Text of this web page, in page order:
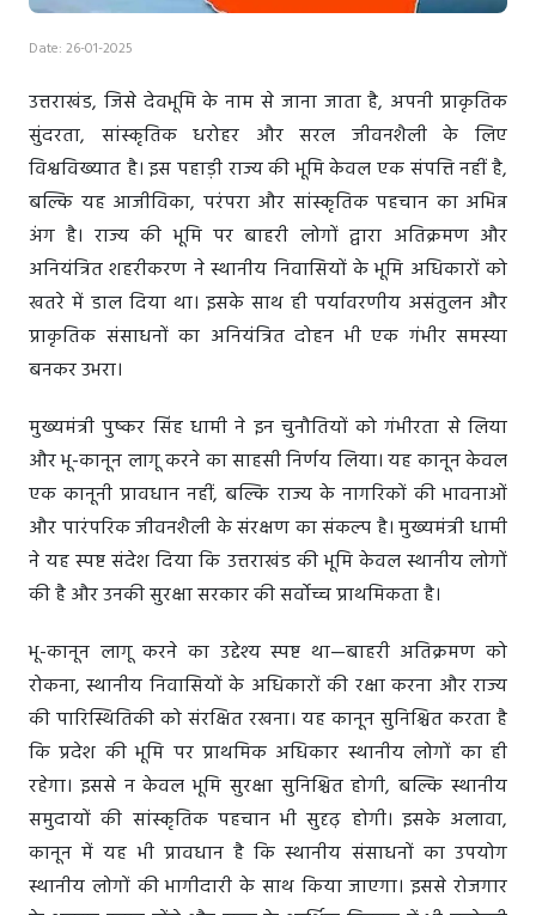
Date: 26-01-2025
उत्तराखंड, जिसे देवभूमि के नाम से जाना जाता है, अपनी प्राकृतिक
सुंदरता, सांस्कृतिक धरोहर और सरल जीवनशैली के लिए
विश्वविख्यात है। इस पहाड़ी राज्य की भूमि केवल एक संपत्ति नहीं है,
बल्कि यह आजीविका, परंपरा और सांस्कृतिक पहचान का अभिन्न
अंग है। राज्य की भूमि पर बाहरी लोगों द्वारा अतिक्रमण और
अनियंत्रित शहरीकरण ने स्थानीय निवासियों के भूमि अधिकारों को
खतरे में डाल दिया था। इसके साथ ही पर्यावरणीय असंतुलन और
प्राकृतिक संसाधनों का अनियंत्रित दोहन भी एक गंभीर समस्या
बनकर उभरा।
मुख्यमंत्री पुष्कर सिंह धामी ने इन चुनौतियों को गंभीरता से लिया
और भू-कानून लागू करने का साहसी निर्णय लिया। यह कानून केवल
एक कानूनी प्रावधान नहीं, बल्कि राज्य के नागरिकों की भावनाओं
और पारंपरिक जीवनशैली के संरक्षण का संकल्प है। मुख्यमंत्री धामी
ने यह स्पष्ट संदेश दिया कि उत्तराखंड की भूमि केवल स्थानीय लोगों
की है और उनकी सुरक्षा सरकार की सर्वोच्च प्राथमिकता है।
भू-कानून लागू करने का उद्देश्य स्पष्ट था—बाहरी अतिक्रमण को
रोकना, स्थानीय निवासियों के अधिकारों की रक्षा करना और राज्य
की पारिस्थितिकी को संरक्षित रखना। यह कानून सुनिश्चित करता है
कि प्रदेश की भूमि पर प्राथमिक अधिकार स्थानीय लोगों का ही
रहेगा। इससे न केवल भूमि सुरक्षा सुनिश्चित होगी, बल्कि स्थानीय
समुदायों की सांस्कृतिक पहचान भी सुदृढ़ होगी। इसके अलावा,
कानून में यह भी प्रावधान है कि स्थानीय संसाधनों का उपयोग
स्थानीय लोगों की भागीदारी के साथ किया जाएगा। इससे रोजगार